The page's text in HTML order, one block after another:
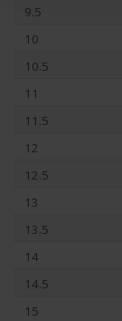
9.5
10
10.5
11
11.5
12
12.5
13
13.5
14
14.5
15